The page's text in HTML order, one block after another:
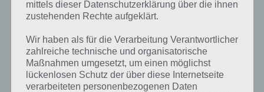
Schlüssel ist die Lösung für das tägliche Bonus Rätsel am 18.6.2022 in
4 Bilder 1 Wort, doch welche Bedeutung hat dieses eigentlich und
was gibt es dazu zu wissen? Passt das Wort auch zu Im Land der
Fantasie? Zu bestimmten Lösungen präsentieren wir daher auch
immer eine kurze Begriffserklärung!
mittels dieser Datenschutzerklärung über die ihnen
zustehenden Rechte aufgeklärt.
Wir haben als für die Verarbeitung Verantwortlicher
zahlreiche technische und organisatorische
Maßnahmen umgesetzt, um einen möglichst
lückenlosen Schutz der über diese Internetseite
verarbeiteten personenbezogenen Daten